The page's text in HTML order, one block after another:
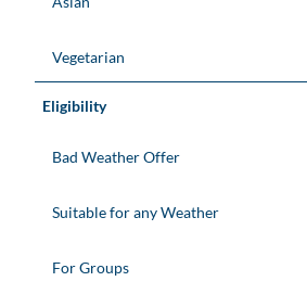
Vegetarian
Eligibility
Bad Weather Offer
Suitable for any Weather
For Groups